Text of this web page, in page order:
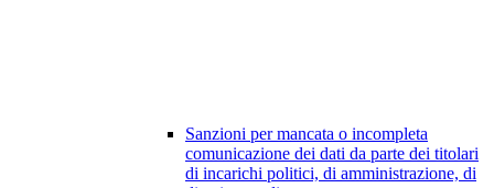
Sanzioni per mancata o incompleta
comunicazione dei dati da parte dei titolari
di incarichi politici, di amministrazione, di